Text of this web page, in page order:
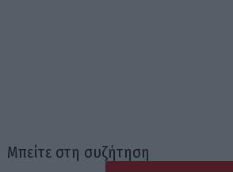
Μπείτε στη συζήτηση